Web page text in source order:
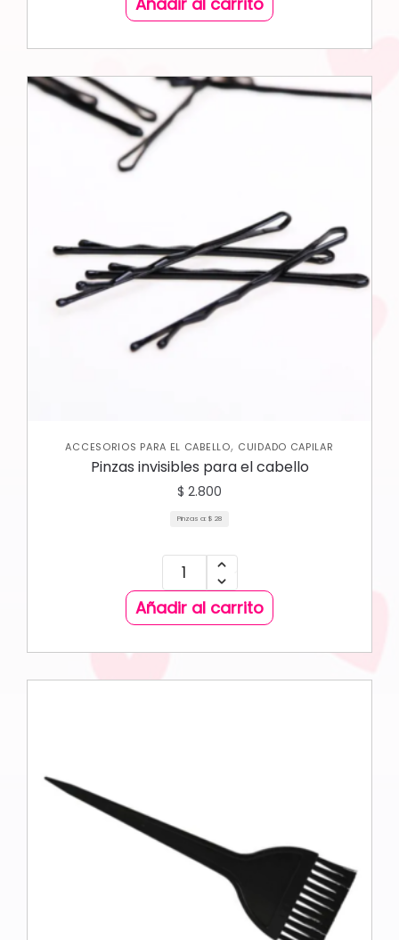
ACCESORIOS PARA EL CABELLO, CUIDADO CAPILAR
Pinzas invisibles para el cabello
$ 2.800
Pinzas a: $ 28
Añadir al carrito